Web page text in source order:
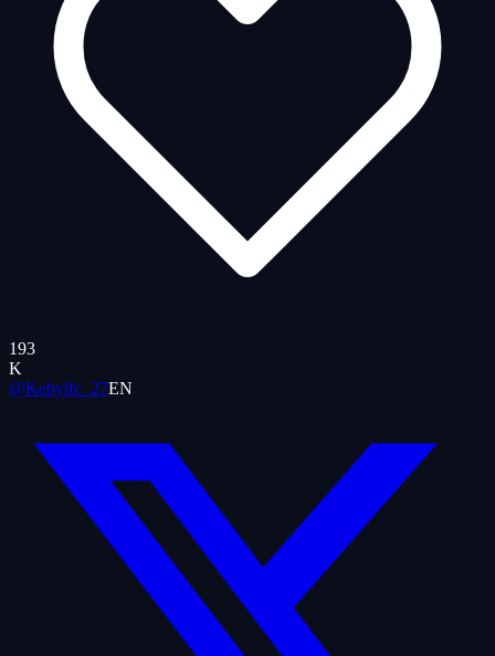
193
K
@Kebylfc_27EN